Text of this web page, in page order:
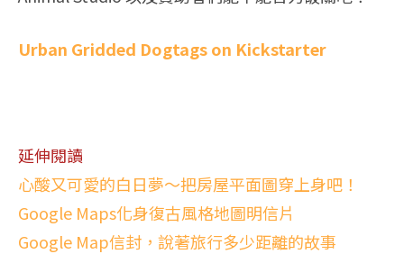
Urban Gridded Dogtags on Kickstarter
延伸閱讀
心酸又可愛的白日夢～把房屋平面圖穿上身吧！
Google Maps化身復古風格地圖明信片
Google Map信封，說著旅行多少距離的故事